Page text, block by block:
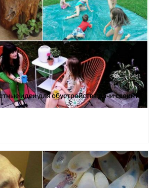
38430
идеи для обустройства дачи своими